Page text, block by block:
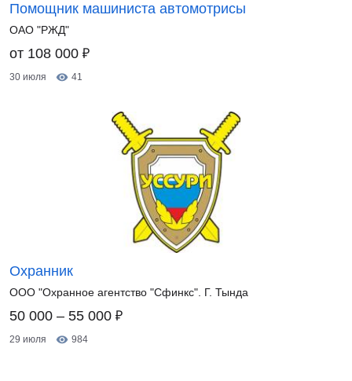
Помощник машиниста автомотрисы
ОАО "РЖД"
от 108 000 ₽
30 июля 41
Охранник
ООО "Охранное агентство "Сфинкс". Г. Тында
50 000 – 55 000 ₽
29 июля 984